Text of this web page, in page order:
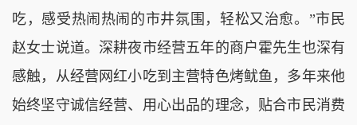
吃，感受热闹热闹的市井氛围，轻松又治愈。”市民
赵女士说道。深耕夜市经营五年的商户霍先生也深有
感触，从经营网红小吃到主营特色烤鱿鱼，多年来他
始终坚守诚信经营、用心出品的理念，贴合市民消费